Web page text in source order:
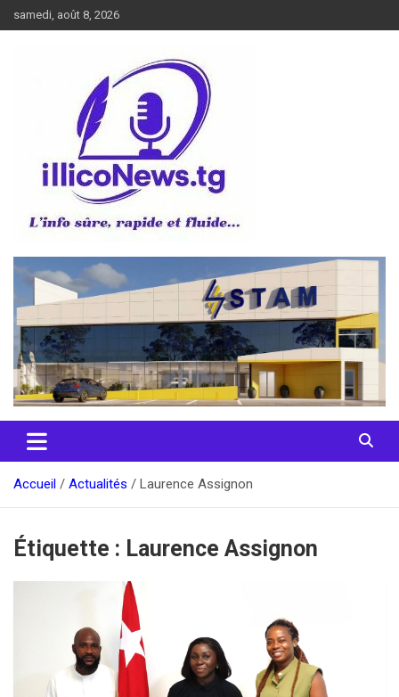
au
samedi, août 8, 2026
illiconews
Accueil Actualités Laurence Assignon
Étiquette : Laurence Assignon